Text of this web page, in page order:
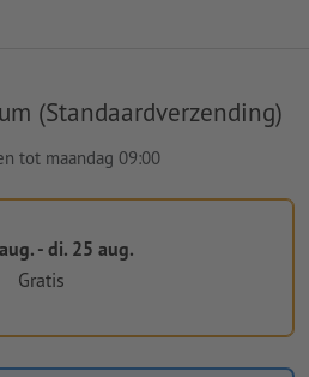
(Standaardverzending)
tot maandag 09:00
- di. 25 aug.
Gratis